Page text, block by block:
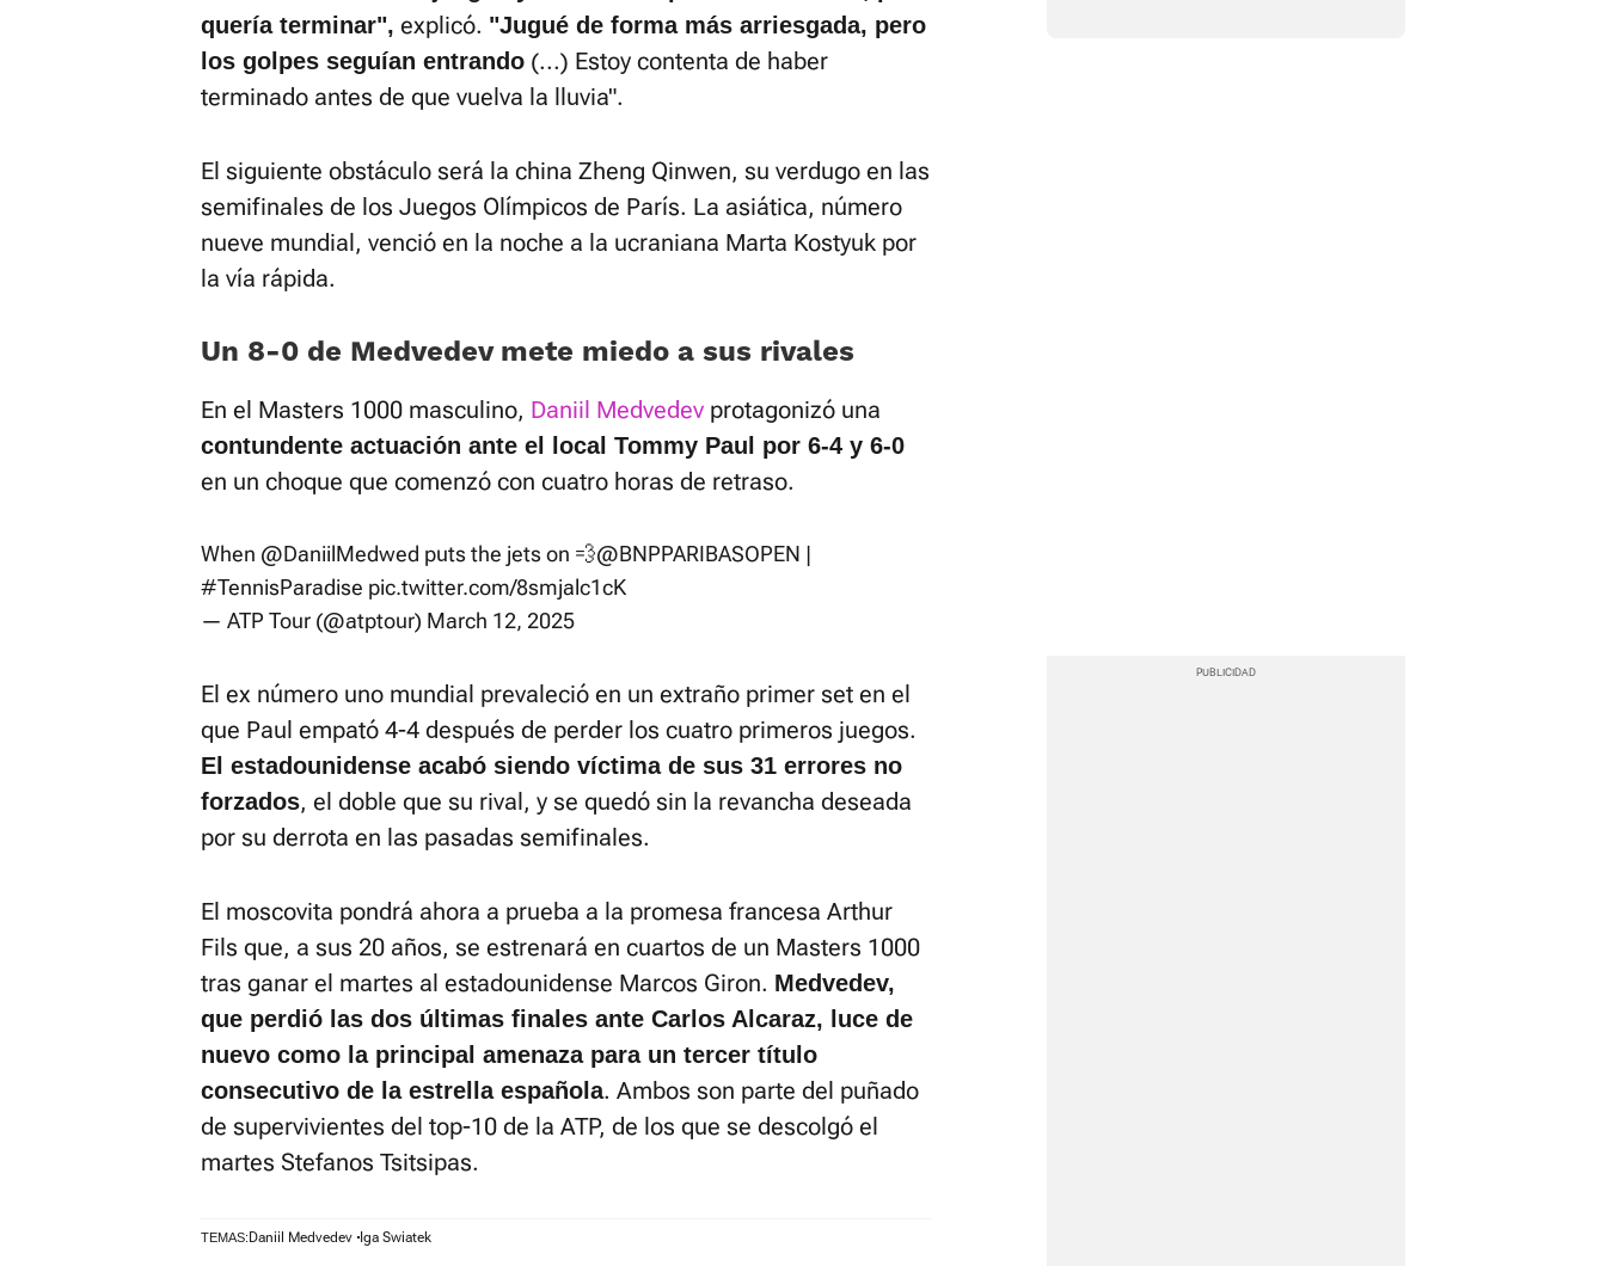
quería terminar", explicó. "Jugué de forma más arriesgada, pero
los golpes seguían entrando (...) Estoy contenta de haber
terminado antes de que vuelva la lluvia".
El siguiente obstáculo será la china Zheng Qinwen, su verdugo en las
semifinales de los Juegos Olímpicos de París. La asiática, número
nueve mundial, venció en la noche a la ucraniana Marta Kostyuk por
la vía rápida.
Un 8-0 de Medvedev mete miedo a sus rivales
En el Masters 1000 masculino, Daniil Medvedev protagonizó una
contundente actuación ante el local Tommy Paul por 6-4 y 6-0
en un choque que comenzó con cuatro horas de retraso.
When @DaniilMedwed puts the jets on 💨@BNPPARIBASOPEN |
#TennisParadise pic.twitter.com/8smjalc1cK
— ATP Tour (@atptour) March 12, 2025
El ex número uno mundial prevaleció en un extraño primer set en el
que Paul empató 4-4 después de perder los cuatro primeros juegos.
El estadounidense acabó siendo víctima de sus 31 errores no
forzados, el doble que su rival, y se quedó sin la revancha deseada
por su derrota en las pasadas semifinales.
El moscovita pondrá ahora a prueba a la promesa francesa Arthur
Fils que, a sus 20 años, se estrenará en cuartos de un Masters 1000
tras ganar el martes al estadounidense Marcos Giron. Medvedev,
que perdió las dos últimas finales ante Carlos Alcaraz, luce de
nuevo como la principal amenaza para un tercer título
consecutivo de la estrella española. Ambos son parte del puñado
de supervivientes del top-10 de la ATP, de los que se descolgó el
martes Stefanos Tsitsipas.
TEMAS: Daniil Medvedev Iga Swiatek